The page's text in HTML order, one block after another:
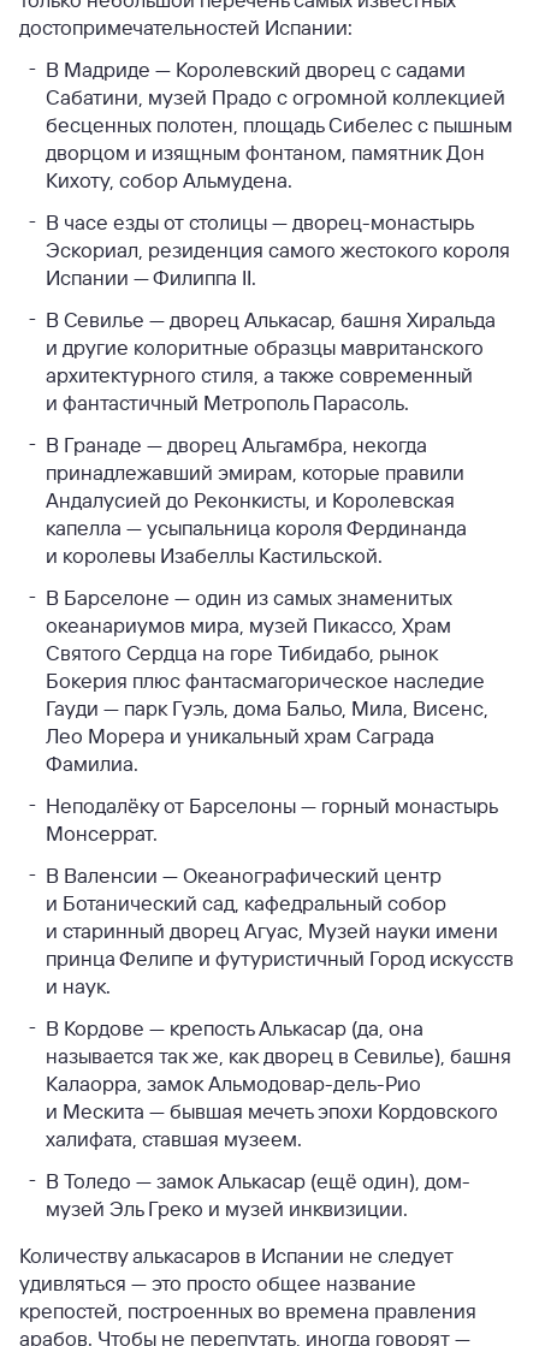
достопримечательностей Испании:
В Мадриде — Королевский дворец с садами
Сабатини, музей Прадо с огромной коллекцией
бесценных полотен, площадь Сибелес с пышным
дворцом и изящным фонтаном, памятник Дон
Кихоту, собор Альмудена.
В часе езды от столицы — дворец-монастырь
Эскориал, резиденция самого жестокого короля
Испании — Филиппа II.
В Севилье — дворец Алькасар, башня Хиральда
и другие колоритные образцы мавританского
архитектурного стиля, а также современный
и фантастичный Метрополь Парасоль.
В Гранаде — дворец Альгамбра, некогда
принадлежавший эмирам, которые правили
Андалусией до Реконкисты, и Королевская
капелла — усыпальница короля Фердинанда
и королевы Изабеллы Кастильской.
В Барселоне — один из самых знаменитых
океанариумов мира, музей Пикассо, Храм
Святого Сердца на горе Тибидабо, рынок
Бокерия плюс фантасмагорическое наследие
Гауди — парк Гуэль, дома Бальо, Мила, Висенс,
Лео Морера и уникальный храм Саграда
Фамилиа.
Неподалёку от Барселоны — горный монастырь
Монсеррат.
В Валенсии — Океанографический центр
и Ботанический сад, кафедральный собор
и старинный дворец Агуас, Музей науки имени
принца Фелипе и футуристичный Город искусств
и наук.
В Кордове — крепость Алькасар (да, она
называется так же, как дворец в Севилье), башня
Калаорра, замок Альмодовар-дель-Рио
и Мескита — бывшая мечеть эпохи Кордовского
халифата, ставшая музеем.
В Толедо — замок Алькасар (ещё один), дом-
музей Эль Греко и музей инквизиции.
Количеству алькасаров в Испании не следует
удивляться — это просто общее название
крепостей, построенных во времена правления
арабов. Чтобы не перепутать, иногда говорят —